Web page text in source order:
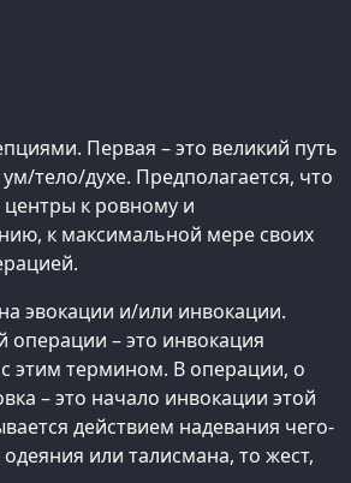
Первая – это великий путь
тело/духе. Предполагается, что
центры к ровному и
к максимальной мере своих
эвокации и/или инвокации.
– это инвокация
этим термином. В операции, о
– это начало инвокации этой
действием надевания чего-
или талисмана, то жест,